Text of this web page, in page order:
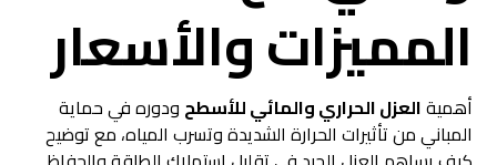
المميزات والأسعار
أهميةالعزل الحراري والمائي للأسطح ودوره في حماية
المباني من تأثيرات الحرارة الشديدة وتسرب المياه، مع توضيح